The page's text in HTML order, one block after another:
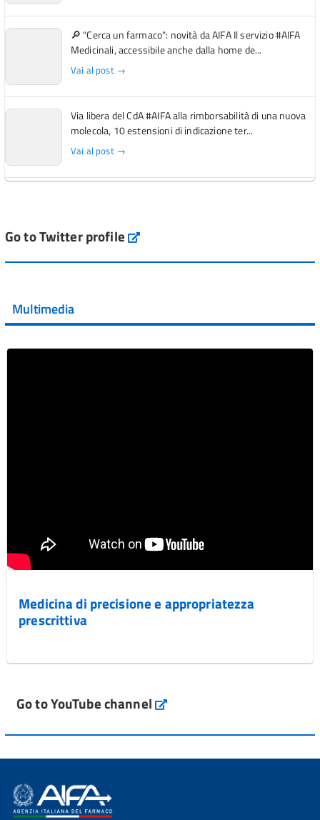
🔎 "Cerca un farmaco": novità da AIFA Il servizio #AIFA
Medicinali, accessibile anche dalla home de...
Vai al post →
Via libera del CdA #AIFA alla rimborsabilità di una nuova
molecola, 10 estensioni di indicazione ter...
Vai al post →
Vai al post →
Vai al post →
Go to Twitter profile aifa_ufficiale
Multimedia
Medicina di precisione e appropriatezza
prescrittiva
Go to YouTube channel